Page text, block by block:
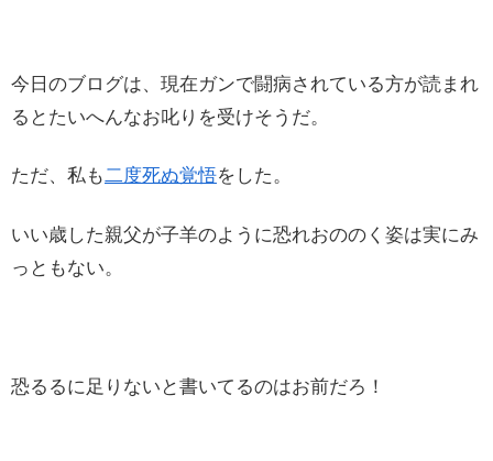
今日のブログは、現在ガンで闘病されている方が読まれ
るとたいへんなお叱りを受けそうだ。
ただ、私も二度死ぬ覚悟をした。
いい歳した親父が子羊のように恐れおののく姿は実にみ
っともない。
恐るるに足りないと書いてるのはお前だろ！